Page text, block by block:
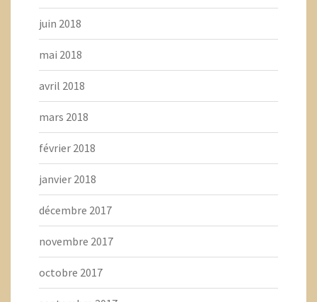
juin 2018
mai 2018
avril 2018
mars 2018
février 2018
janvier 2018
décembre 2017
novembre 2017
octobre 2017